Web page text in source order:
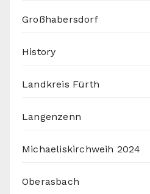
Großhabersdorf
History
Landkreis Fürth
Langenzenn
Michaeliskirchweih 2024
Oberasbach